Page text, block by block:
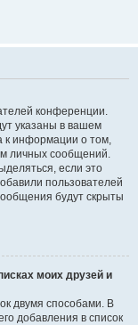
конференции.
указаны в вашем
к информации о том,
личных сообщений.
если это
пользователей
будут скрыты
моих друзей и
двумя способами. В
добавления в список